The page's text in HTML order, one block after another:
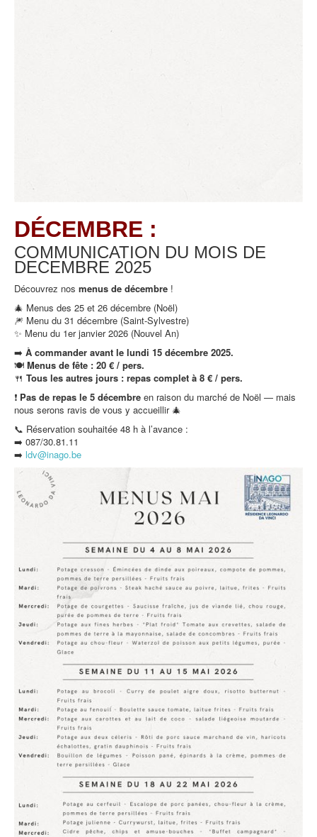
DÉCEMBRE :
COMMUNICATION DU MOIS DE
DECEMBRE 2025
Découvrez nos menus de décembre !
🎄 Menus des 25 et 26 décembre (Noël)
🎆 Menu du 31 décembre (Saint-Sylvestre)
✨ Menu du 1er janvier 2026 (Nouvel An)
➡️ À commander avant le lundi 15 décembre 2025.
🍽️ Menus de fête : 20 € / pers.
🍴 Tous les autres jours : repas complet à 8 € / pers.
❗ Pas de repas le 5 décembre en raison du marché de Noël — mais
nous serons ravis de vous y accueillir 🎄
📞 Réservation souhaitée 48 h à l’avance :
➡️ 087/30.81.11
➡️ ldv@inago.be